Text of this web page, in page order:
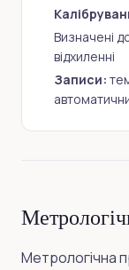
Визначені
відхиленні
Записи:
Метрологічна